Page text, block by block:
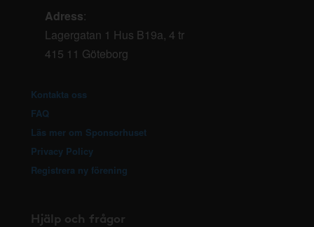
Adress:
Lagergatan 1 Hus B19a, 4 tr
415 11 Göteborg
Kontakta oss
FAQ
Läs mer om Sponsorhuset
Privacy Policy
Registrera ny förening
Hjälp och frågor